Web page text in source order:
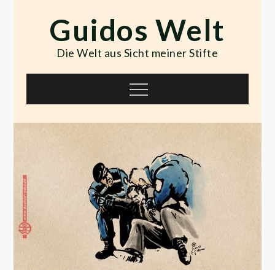
contentGuidos Welt
Die Welt aus Sicht meiner Stifte
Menu